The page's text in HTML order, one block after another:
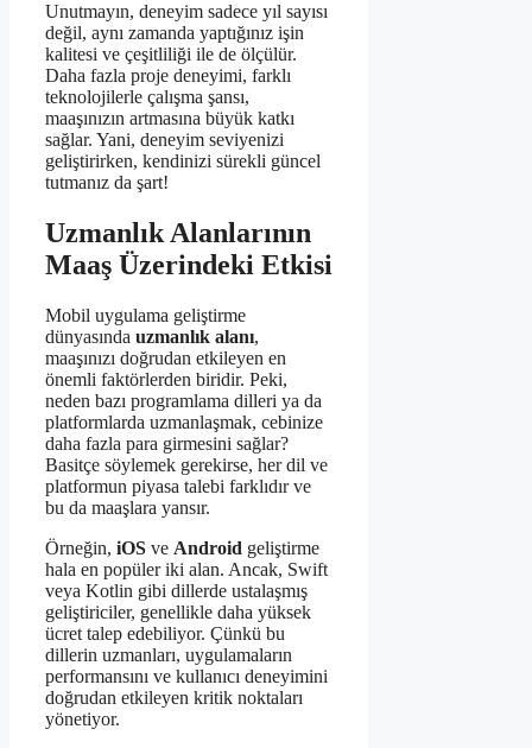
Unutmayın, deneyim sadece yıl sayısı
değil, aynı zamanda yaptığınız işin
kalitesi ve çeşitliliği ile de ölçülür.
Daha fazla proje deneyimi, farklı
teknolojilerle çalışma şansı,
maaşınızın artmasına büyük katkı
sağlar. Yani, deneyim seviyenizi
geliştirirken, kendinizi sürekli güncel
tutmanız da şart!
Uzmanlık Alanlarının
Maaş Üzerindeki Etkisi
Mobil uygulama geliştirme
dünyasında uzmanlık alanı,
maaşınızı doğrudan etkileyen en
önemli faktörlerden biridir. Peki,
neden bazı programlama dilleri ya da
platformlarda uzmanlaşmak, cebinize
daha fazla para girmesini sağlar?
Basitçe söylemek gerekirse, her dil ve
platformun piyasa talebi farklıdır ve
bu da maaşlara yansır.
Örneğin, iOS ve Android geliştirme
hala en popüler iki alan. Ancak, Swift
veya Kotlin gibi dillerde ustalaşmış
geliştiriciler, genellikle daha yüksek
ücret talep edebiliyor. Çünkü bu
dillerin uzmanları, uygulamaların
performansını ve kullanıcı deneyimini
doğrudan etkileyen kritik noktaları
yönetiyor.